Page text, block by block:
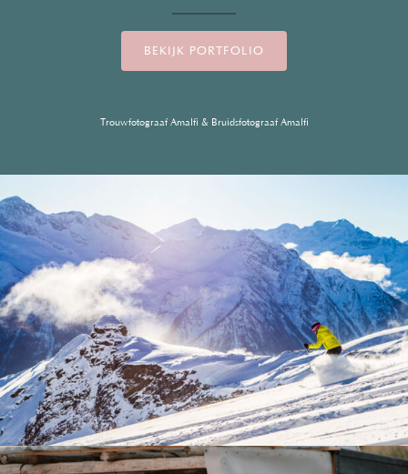
BEKIJK PORTFOLIO
Trouwfotograaf Amalfi & Bruidsfotograaf Amalfi